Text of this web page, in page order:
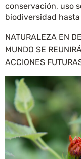
conservación, uso
biodiversidad
NATURALEZA EN
MUNDO SE
ACCIONES